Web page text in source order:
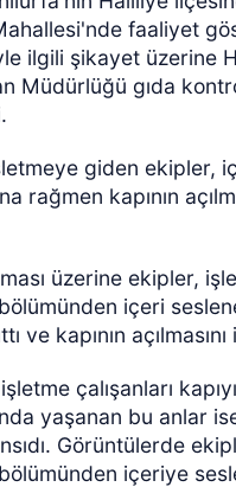
faaliyet
ilgili şikayet üzerine
Müdürlüğü gıda
giden ekipler,
rağmen kapının
üzerine ekipler,
içeri
ve kapının
çalışanları
yaşanan bu anlar
Görüntülerde
içeriye